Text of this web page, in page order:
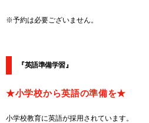
※予約は必要ございません。
『英語準備学習』
★小学校から英語の準備を★
小学校教育に英語が採用されています。